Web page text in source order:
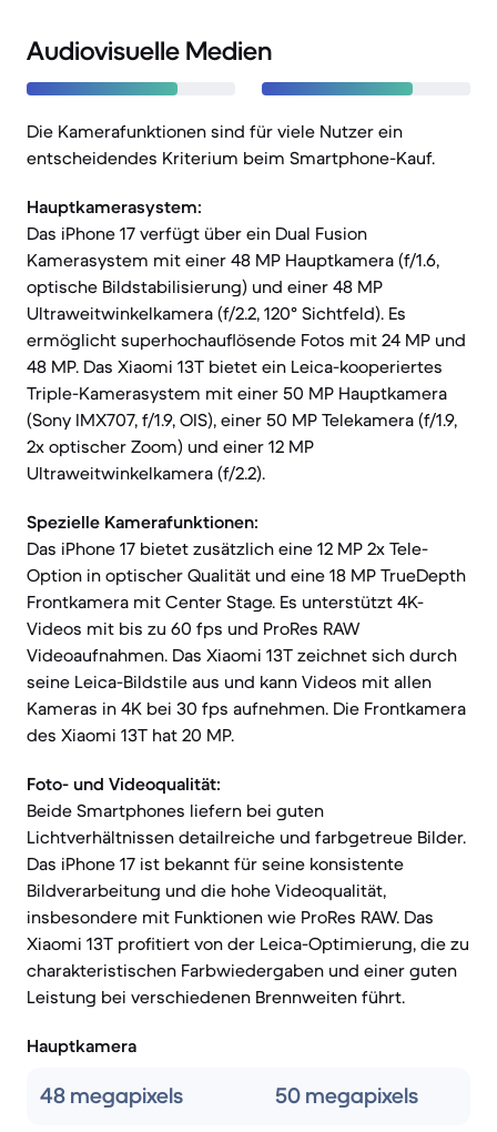
Audiovisuelle Medien
Die Kamerafunktionen sind für viele Nutzer ein
entscheidendes Kriterium beim Smartphone-Kauf.
Hauptkamerasystem:
Das iPhone 17 verfügt über ein Dual Fusion
Kamerasystem mit einer 48 MP Hauptkamera (f/1.6,
optische Bildstabilisierung) und einer 48 MP
Ultraweitwinkelkamera (f/2.2, 120° Sichtfeld). Es
ermöglicht superhochauflösende Fotos mit 24 MP und
48 MP. Das Xiaomi 13T bietet ein Leica-kooperiertes
Triple-Kamerasystem mit einer 50 MP Hauptkamera
(Sony IMX707, f/1.9, OIS), einer 50 MP Telekamera (f/1.9,
2x optischer Zoom) und einer 12 MP
Ultraweitwinkelkamera (f/2.2).
Spezielle Kamerafunktionen:
Das iPhone 17 bietet zusätzlich eine 12 MP 2x Tele-
Option in optischer Qualität und eine 18 MP TrueDepth
Frontkamera mit Center Stage. Es unterstützt 4K-
Videos mit bis zu 60 fps und ProRes RAW
Videoaufnahmen. Das Xiaomi 13T zeichnet sich durch
seine Leica-Bildstile aus und kann Videos mit allen
Kameras in 4K bei 30 fps aufnehmen. Die Frontkamera
des Xiaomi 13T hat 20 MP.
Foto- und Videoqualität:
Beide Smartphones liefern bei guten
Lichtverhältnissen detailreiche und farbgetreue Bilder.
Das iPhone 17 ist bekannt für seine konsistente
Bildverarbeitung und die hohe Videoqualität,
insbesondere mit Funktionen wie ProRes RAW. Das
Xiaomi 13T profitiert von der Leica-Optimierung, die zu
charakteristischen Farbwiedergaben und einer guten
Leistung bei verschiedenen Brennweiten führt.
Hauptkamera
48 megapixels 50 megapixels